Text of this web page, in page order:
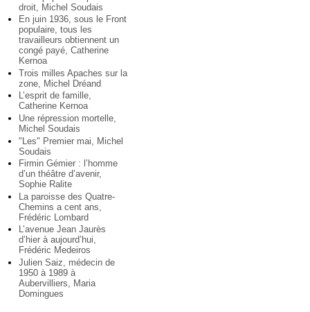
droit, Michel Soudais
En juin 1936, sous le Front
populaire, tous les
travailleurs obtiennent un
congé payé, Catherine
Kernoa
Trois milles Apaches sur la
zone, Michel Dréand
L’esprit de famille,
Catherine Kernoa
Une répression mortelle,
Michel Soudais
"Les" Premier mai, Michel
Soudais
Firmin Gémier : l’homme
d’un théâtre d’avenir,
Sophie Ralite
La paroisse des Quatre-
Chemins a cent ans,
Frédéric Lombard
L’avenue Jean Jaurès
d’hier à aujourd’hui,
Frédéric Medeiros
Julien Saiz, médecin de
1950 à 1989 à
Aubervilliers, Maria
Domingues